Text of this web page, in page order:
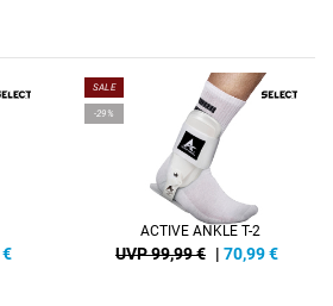
€
SALE
-29%
ACTIVE ANKLE T-2
UVP 99,99 € | 70,99€